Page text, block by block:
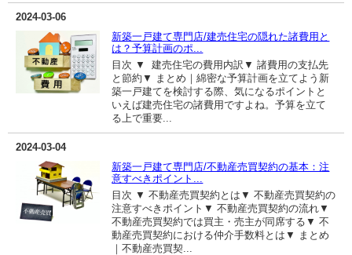
2024-03-06
新築一戸建て専門店/建売住宅の隠れた諸費用と
は？予算計画のポ...
目次 ▼ 建売住宅の費用内訳▼ 諸費用の支払先
と節約▼ まとめ｜綿密な予算計画を立てよう新
築一戸建てを検討する際、気になるポイントと
いえば建売住宅の諸費用ですよね。予算を立て
る上で重要...
2024-03-04
新築一戸建て専門店/不動産売買契約の基本：注
意すべきポイント...
目次 ▼ 不動産売買契約とは▼ 不動産売買契約の
注意すべきポイント▼ 不動産売買契約の流れ▼
不動産売買契約では買主・売主が同席する▼ 不
動産売買契約における仲介手数料とは▼ まとめ
｜不動産売買契...